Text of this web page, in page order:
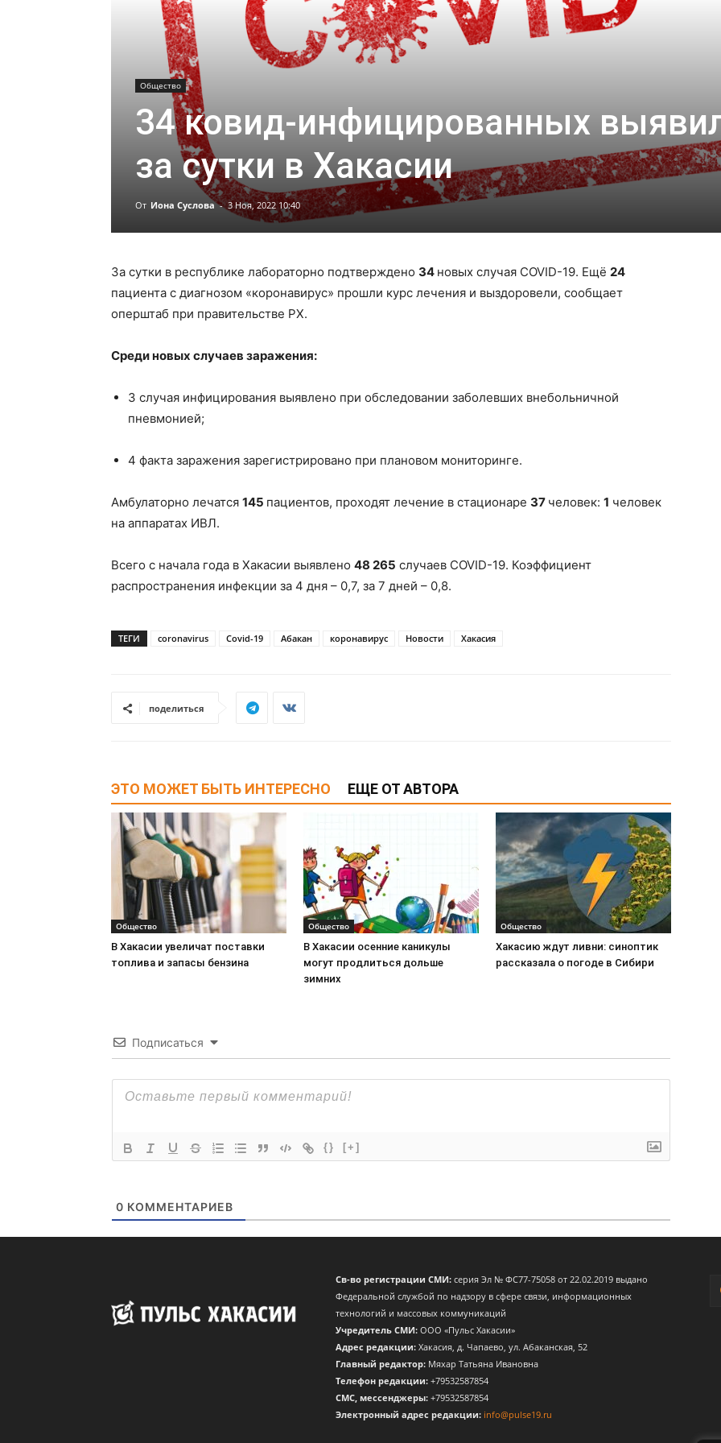
Общество
34 ковид-инфицированных
за сутки в Хакасии
От Иона Суслова - 3 Ноя, 2022 10:40
За сутки в республике лабораторно подтверждено 34 новых случая COVID-19. Ещё 24
пациента с диагнозом «коронавирус» прошли курс лечения и выздоровели, сообщает
оперштаб при правительстве РХ.
Среди новых случаев заражения:
3 случая инфицирования выявлено при обследовании заболевших внебольничной
пневмонией;
4 факта заражения зарегистрировано при плановом мониторинге.
Амбулаторно лечатся 145 пациентов, проходят лечение в стационаре 37 человек: 1 человек
на аппаратах ИВЛ.
Всего с начала года в Хакасии выявлено 48 265 случаев COVID-19. Коэффициент
распространения инфекции за 4 дня – 0,7, за 7 дней – 0,8.
ТЕГИ coronavirus Covid-19 Абакан коронавирус Новости Хакасия
поделиться
ЭТО МОЖЕТ БЫТЬ ИНТЕРЕСНО ЕЩЕ ОТ АВТОРА
Общество
В Хакасии увеличат поставки
топлива и запасы бензина
Общество
В Хакасии осенние каникулы
могут продлиться дольше
зимних
Общество
Хакасию ждут ливни: синоптик
рассказала о погоде в Сибири
Подписаться
{} [+]
0 КОММЕНТАРИЕВ
Св-во регистрации СМИ: серия Эл № ФС77-75058 от 22.02.2019 выдано
Федеральной службой по надзору в сфере связи, информационных
технологий и массовых коммуникаций
Учредитель СМИ: ООО «Пульс Хакасии»
Адрес редакции: Хакасия, д. Чапаево, ул. Абаканская, 52
Главный редактор: Мяхар Татьяна Ивановна
Телефон редакции: +79532587854
CМС, мессенджеры: +79532587854
Электронный адрес редакции: info@pulse19.ru